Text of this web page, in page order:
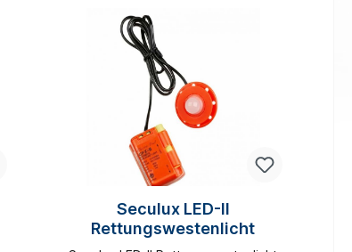
Seculux LED-II
Rettungswestenlicht